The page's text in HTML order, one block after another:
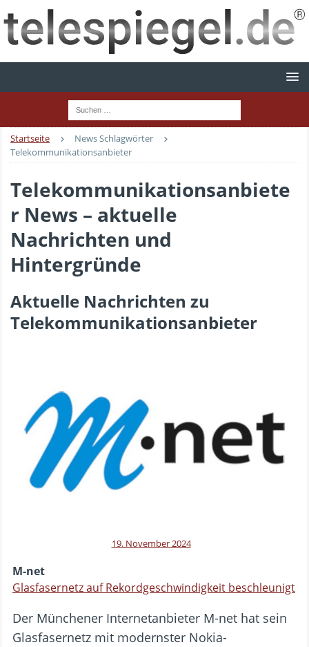
Startseite
News Schlagwörter
Telekommunikationsanbieter
Telekommunikationsanbiete
r News – aktuelle
Nachrichten und
Hintergründe
Aktuelle Nachrichten zu
Telekommunikationsanbieter
19. November 2024
M-net
Glasfasernetz auf Rekordgeschwindigkeit beschleunigt
Der Münchener Internetanbieter M-net hat sein
Glasfasernetz mit modernster Nokia-